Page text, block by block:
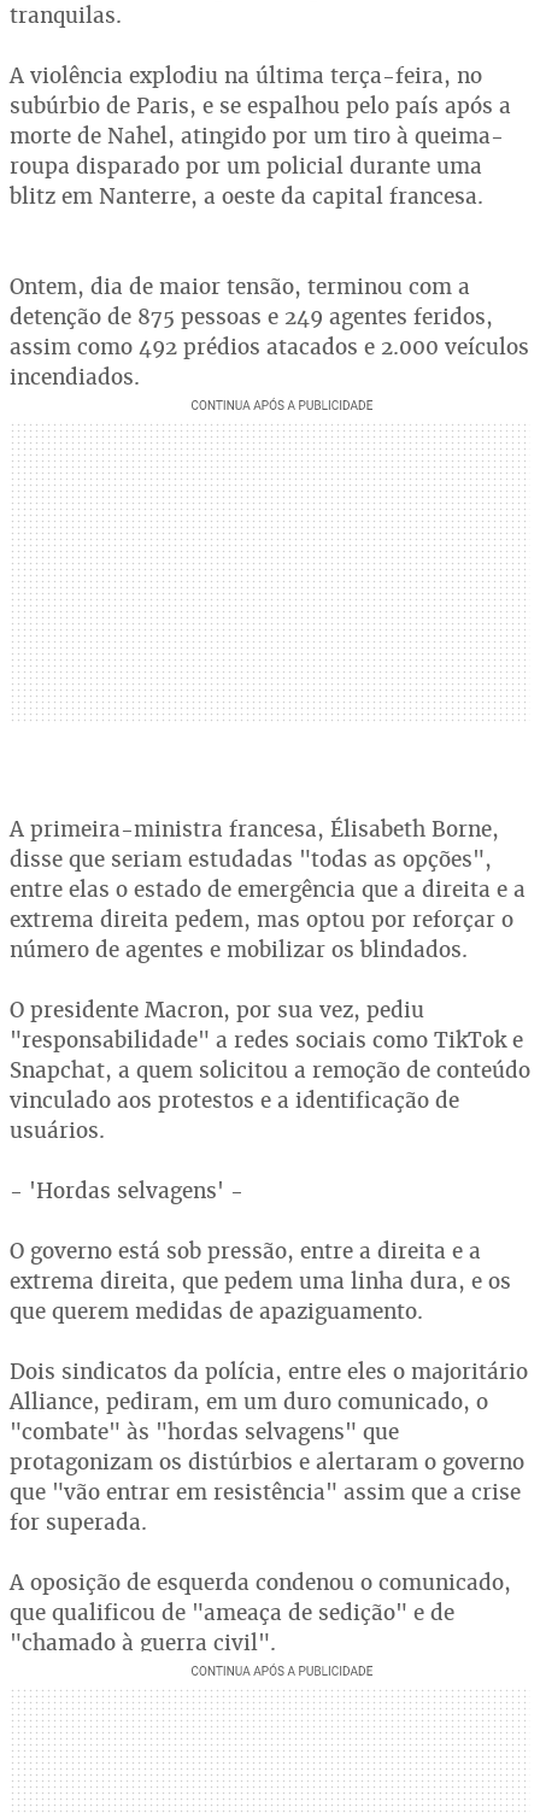
tranquilas.
A violência explodiu na última terça-feira, no
subúrbio de Paris, e se espalhou pelo país após a
morte de Nahel, atingido por um tiro à queima-
roupa disparado por um policial durante uma
blitz em Nanterre, a oeste da capital francesa.
Ontem, dia de maior tensão, terminou com a
detenção de 875 pessoas e 249 agentes feridos,
assim como 492 prédios atacados e 2.000 veículos
incendiados.
A primeira-ministra francesa, Élisabeth Borne,
disse que seriam estudadas "todas as opções",
entre elas o estado de emergência que a direita e a
extrema direita pedem, mas optou por reforçar o
número de agentes e mobilizar os blindados.
O presidente Macron, por sua vez, pediu
"responsabilidade" a redes sociais como TikTok e
Snapchat, a quem solicitou a remoção de conteúdo
vinculado aos protestos e a identificação de
usuários.
- 'Hordas selvagens' -
O governo está sob pressão, entre a direita e a
extrema direita, que pedem uma linha dura, e os
que querem medidas de apaziguamento.
Dois sindicatos da polícia, entre eles o majoritário
Alliance, pediram, em um duro comunicado, o
"combate" às "hordas selvagens" que
protagonizam os distúrbios e alertaram o governo
que "vão entrar em resistência" assim que a crise
for superada.
A oposição de esquerda condenou o comunicado,
que qualificou de "ameaça de sedição" e de
"chamado à guerra civil".